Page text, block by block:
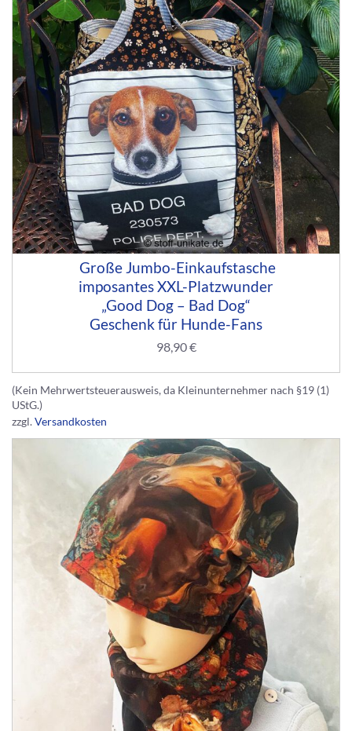
Große Jumbo-Einkaufstasche
imposantes XXL-Platzwunder
„Good Dog – Bad Dog“
Geschenk für Hunde-Fans
98,90€
(Kein Mehrwertsteuerausweis, da Kleinunternehmer nach §19 (1)
UStG.)
zzgl.Versandkosten